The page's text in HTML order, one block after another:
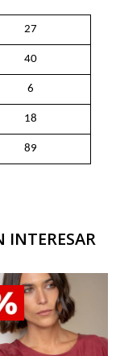
27
40
6
18
89
INTERESAR